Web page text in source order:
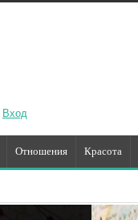
Вход
Отношения Красота